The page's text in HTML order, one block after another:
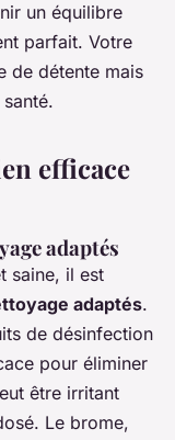
un équilibre
parfait. Votre
de détente mais
efficace
adaptés
saine, il est
adaptés.
de désinfection
pour éliminer
être irritant
Le brome,